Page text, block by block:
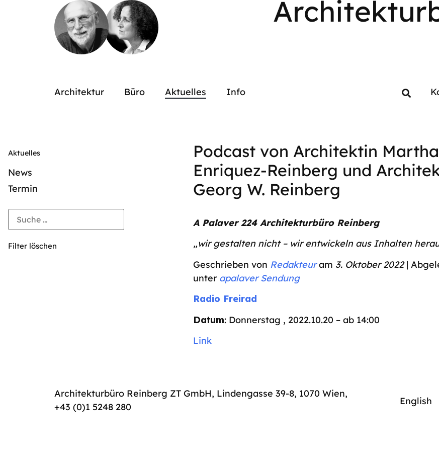
Architektur Büro Aktuelles Info
Aktuelles
News
Termin
Filter löschen
Podcast von Architektin Martha
Enriquez-Reinberg und
Georg W. Reinberg
A Palaver 224 Architekturbüro Reinberg
„wir gestalten nicht – wir entwickeln aus Inhalten
Geschrieben von Redakteuram 3. Oktober 2022|
unter apalaver Sendung
Radio Freirad
Datum: Donnerstag , 2022.10.20 – ab 14:00
Link
Architekturbüro Reinberg ZT GmbH, Lindengasse 39-8, 1070 Wien,
+43 (0)1 5248 280
English